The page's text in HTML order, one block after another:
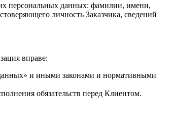
персональных данных: фамилии, имени,
личность Заказчика, сведений
вправе:
и иными законами и нормативными
обязательств перед Клиентом.